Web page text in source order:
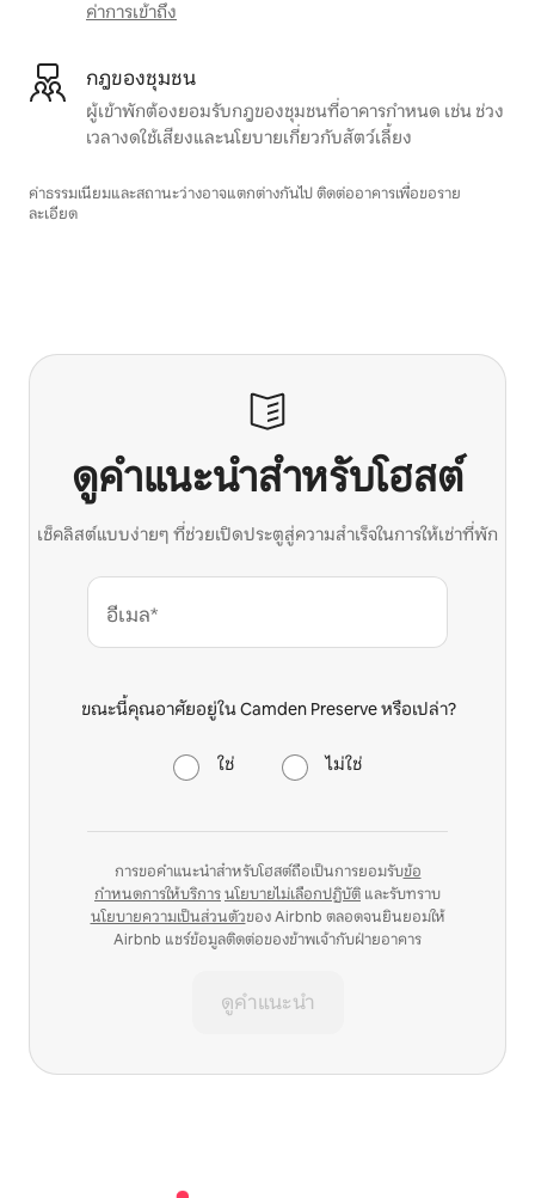
ค่าการเข้าถึง
กฎของชุมชน
ผู้เข้าพักต้องยอมรับกฎของชุมชนที่อาคารกำหนด เช่น ช่วง
เวลางดใช้เสียงและนโยบายเกี่ยวกับสัตว์เลี้ยง
ค่าธรรมเนียมและสถานะว่างอาจแตกต่างกันไป ติดต่ออาคารเพื่อขอราย
ละเอียด
ดูคำแนะนำสำหรับโฮสต์
เช็คลิสต์แบบง่ายๆ ที่ช่วยเปิดประตูสู่ความสำเร็จในการให้เช่าที่พัก
อีเมล*
ขณะนี้คุณอาศัยอยู่ใน Camden Preserve หรือเปล่า?
ใช่ ไม่ใช่
การขอคำแนะนำสำหรับโฮสต์ถือเป็นการยอมรับข้อ
กำหนดการให้บริการนโยบายไม่เลือกปฏิบัติ และรับทราบ
นโยบายความเป็นส่วนตัวของ Airbnb ตลอดจนยินยอมให้
Airbnb แชร์ข้อมูลติดต่อของข้าพเจ้ากับฝ่ายอาคาร
ดูคำแนะนำ